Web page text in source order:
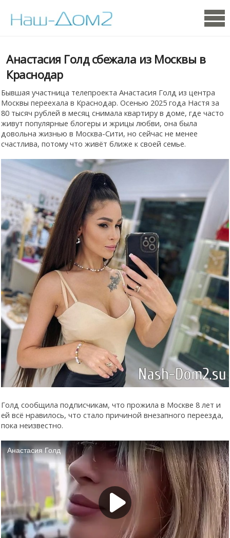
Анастасия Голд сбежала из Москвы в
Краснодар
Бывшая участница телепроекта Анастасия Голд из центра
Москвы переехала в Краснодар. Осенью 2025 года Настя за
80 тысяч рублей в месяц снимала квартиру в доме, где часто
живут популярные блогеры и жрицы любви, она была
довольна жизнью в Москва-Сити, но сейчас не менее
счастлива, потому что живёт ближе к своей семье.
Голд сообщила подписчикам, что прожила в Москве 8 лет и
ей всё нравилось, что стало причиной внезапного переезда,
пока неизвестно.